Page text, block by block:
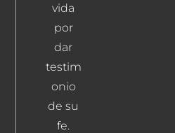
vida
por
dar
testim
onio
de su
fe.